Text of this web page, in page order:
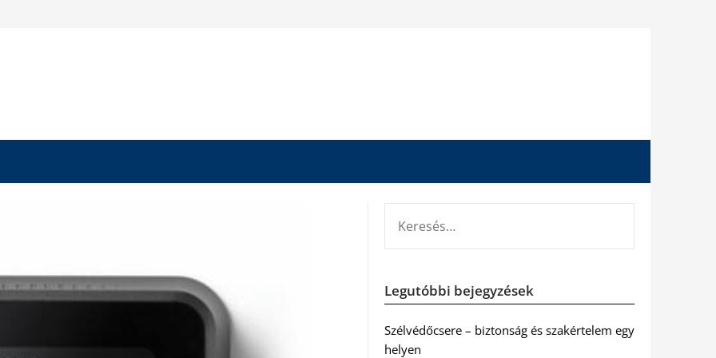
Legutóbbi bejegyzések
Szélvédőcsere – biztonság és szakértelem egy
helyen